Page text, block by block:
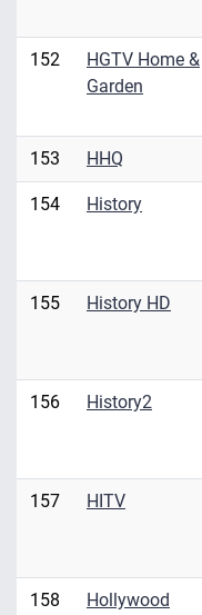
152
HGTV Home &
Garden
153 HHQ
154 History
155 History HD
156 History2
157 HITV
158 Hollywood